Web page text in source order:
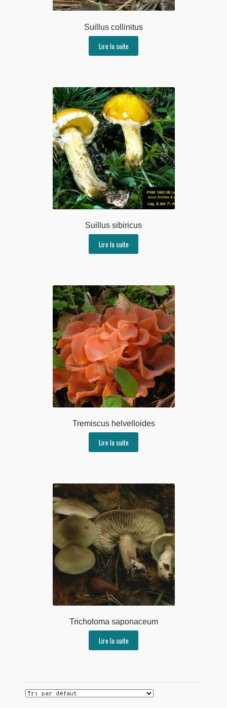
Suillus collinitus
Lire la suite
Suillus sibiricus
Lire la suite
Tremiscus helvelloides
Lire la suite
Tricholoma saponaceum
Lire la suite